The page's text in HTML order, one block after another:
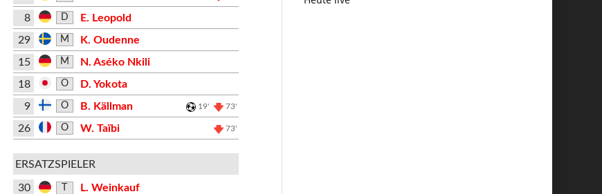
8 D
E. Leopold
29
M
K. Oudenne
15
M
N. Aséko Nkili
18
O
D. Yokota
9
O B. Källman 19' 73'
26 O W. Taïbi 73'
ERSATZSPIELER
30
L. Weinkauf